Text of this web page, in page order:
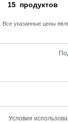
15 продуктов
Все указанные цены
Условия